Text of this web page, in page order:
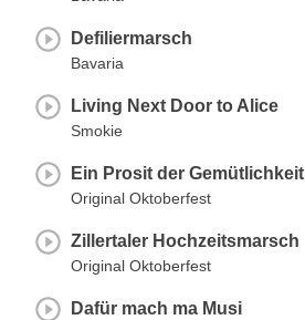
Defiliermarsch
Bavaria
Living Next Door to Alice
Smokie
Ein Prosit der Gemütlichkeit
Original Oktoberfest
Zillertaler Hochzeitsmarsch
Original Oktoberfest
Dafür mach ma Musi